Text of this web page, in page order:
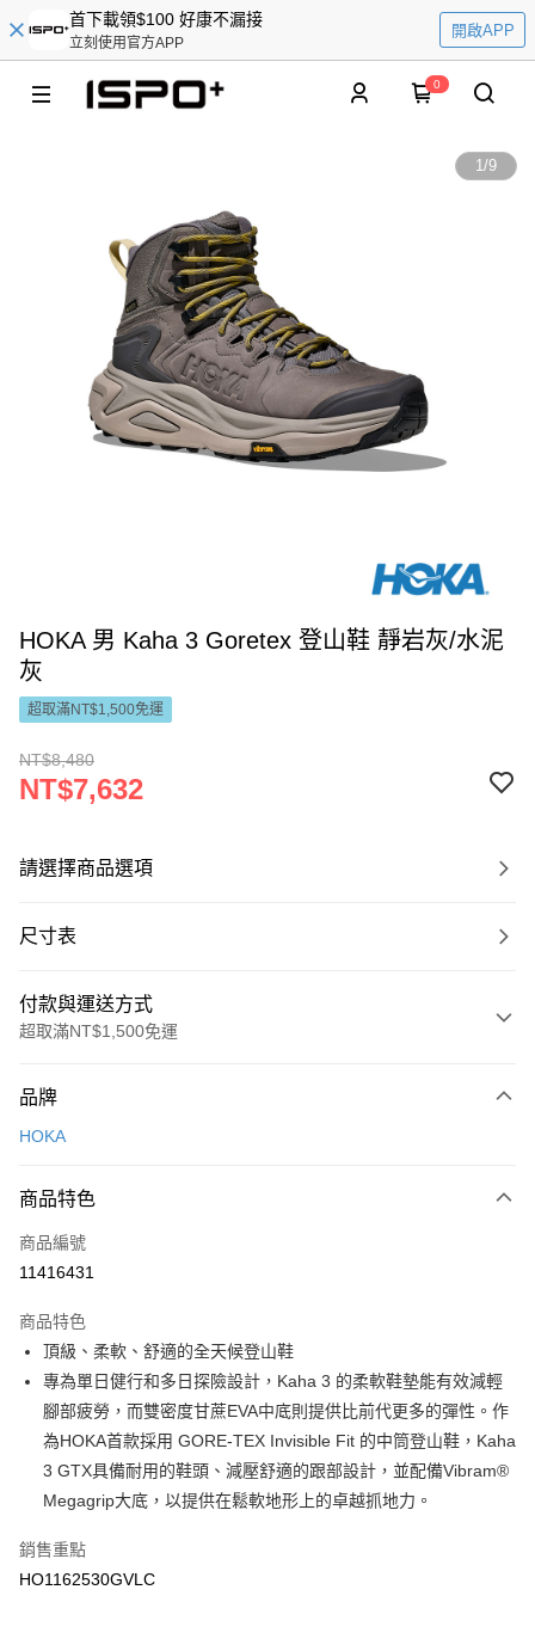
首下載領$100 好康不漏接
立刻使用官方APP
開啟APP
0
1/9
HOKA 男 Kaha 3 Goretex 登山鞋 靜岩灰/水泥
灰
超取滿NT$1,500免運
NT$8,480
NT$7,632
請選擇商品選項
尺寸表
付款與運送方式
超取滿NT$1,500免運
信用卡一次付款
Apple Pay
悠遊付
7-11取貨(快速到店)
每筆NT$100，滿NT$1,500(含以上)免運費
宅配-本島
每筆NT$100，滿NT$1,500(含以上)免運費
品牌
HOKA
商品特色
商品編號
11416431
商品特色
頂級、柔軟、舒適的全天候登山鞋
專為單日健行和多日探險設計，Kaha 3 的柔軟鞋墊能有效減輕
腳部疲勞，而雙密度甘蔗EVA中底則提供比前代更多的彈性。作
為HOKA首款採用 GORE-TEX Invisible Fit 的中筒登山鞋，Kaha
3 GTX具備耐用的鞋頭、減壓舒適的跟部設計，並配備Vibram®
Megagrip大底，以提供在鬆軟地形上的卓越抓地力。
銷售重點
HO1162530GVLC